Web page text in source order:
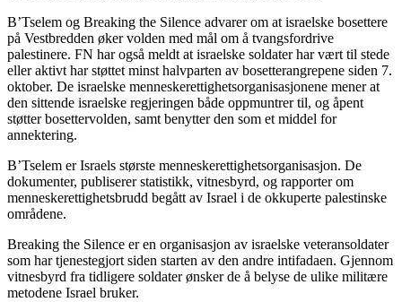
B’Tselem og Breaking the Silence advarer om at israelske bosettere
på Vestbredden øker volden med mål om å tvangsfordrive
palestinere. FN har også meldt at israelske soldater har vært til stede
eller aktivt har støttet minst halvparten av bosetterangrepene siden 7.
oktober. De israelske menneskerettighetsorganisasjonene mener at
den sittende israelske regjeringen både oppmuntrer til, og åpent
støtter bosettervolden, samt benytter den som et middel for
annektering.
B’Tselem er Israels største menneskerettighetsorganisasjon. De
dokumenter, publiserer statistikk, vitnesbyrd, og rapporter om
menneskerettighetsbrudd begått av Israel i de okkuperte palestinske
områdene.
Breaking the Silence er en organisasjon av israelske veteransoldater
som har tjenestegjort siden starten av den andre intifadaen. Gjennom
vitnesbyrd fra tidligere soldater ønsker de å belyse de ulike militære
metodene Israel bruker.